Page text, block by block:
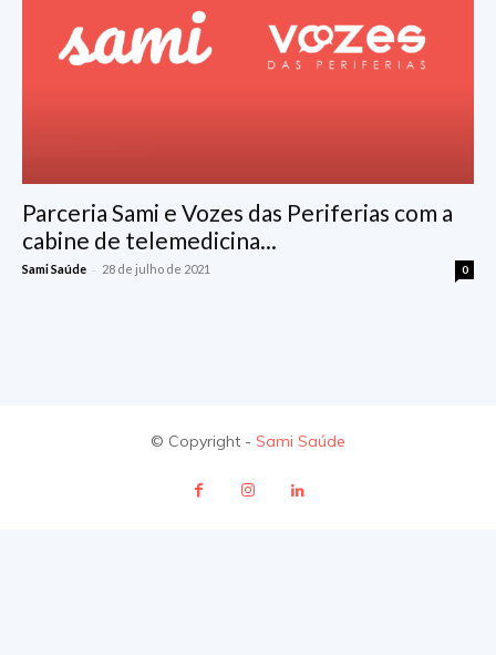
Parceria Sami e Vozes das Periferias com a
cabine de telemedicina...
Sami Saúde - 28 de julho de 2021 0
© Copyright - Sami Saúde